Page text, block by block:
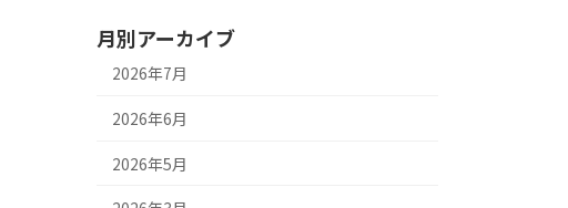
月別アーカイブ
2026年7月
2026年6月
2026年5月